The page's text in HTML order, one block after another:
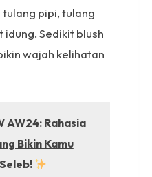
pipi, tulang
idung. Sedikit blush
wajah kelihatan
AW24: Rahasia
Bikin Kamu